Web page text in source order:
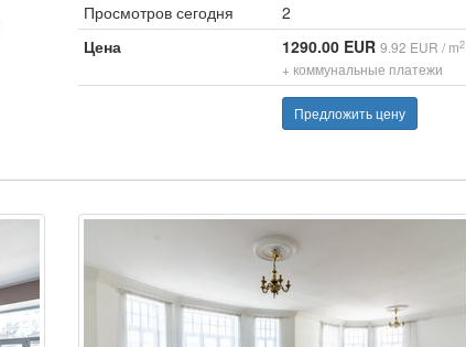
Просмотров сегодня
2
Цена
1290.00 EUR 9.92 EUR / m2
+ коммунальные платежи
Предложить цену